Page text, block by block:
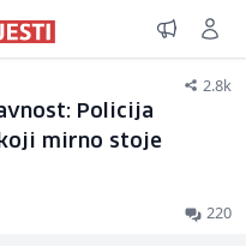
2.8k
Policija
mirno stoje
220